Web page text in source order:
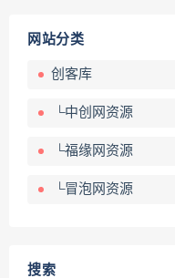
网站分类
创客库
└中创网资源
└福缘网资源
└冒泡网资源
搜索